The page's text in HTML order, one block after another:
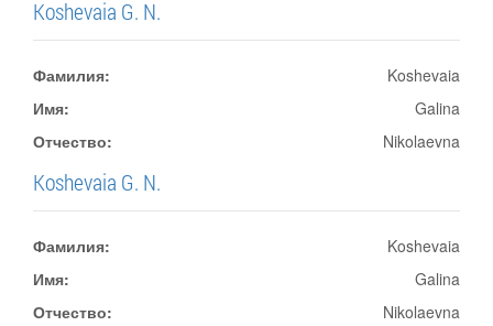
Koshevaia G. N.
Фамилия:
Koshevaia
Имя:
Galina
Отчество:
Nikolaevna
Koshevaia G. N.
Фамилия:
Koshevaia
Имя:
Galina
Отчество:
Nikolaevna